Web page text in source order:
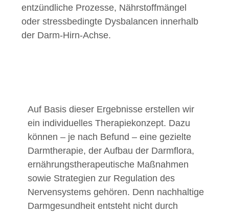
entzündliche Prozesse, Nährstoffmängel
oder stressbedingte Dysbalancen innerhalb
der Darm-Hirn-Achse.
Auf Basis dieser Ergebnisse erstellen wir
ein individuelles Therapiekonzept. Dazu
können – je nach Befund – eine gezielte
Darmtherapie, der Aufbau der Darmflora,
ernährungstherapeutische Maßnahmen
sowie Strategien zur Regulation des
Nervensystems gehören. Denn nachhaltige
Darmgesundheit entsteht nicht durch